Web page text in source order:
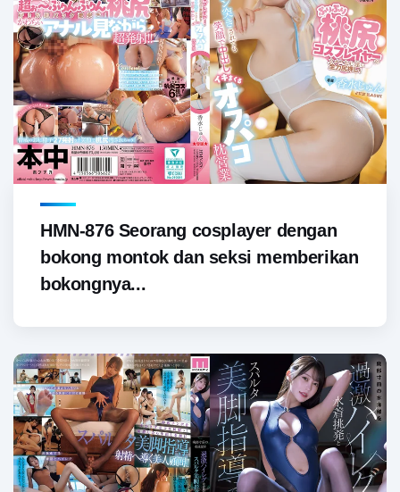
HMN-876 Seorang cosplayer dengan
bokong montok dan seksi memberikan
bokongnya...